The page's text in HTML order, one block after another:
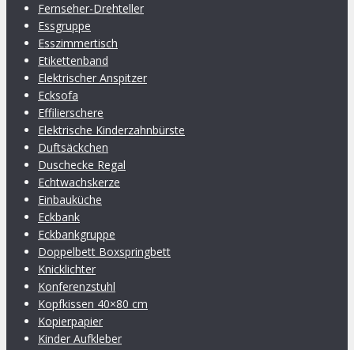
Fernseher-Drehteller
Essgruppe
Esszimmertisch
Etikettenband
Elektrischer Anspitzer
Ecksofa
Effilierschere
Elektrische Kinderzahnbürste
Duftsäckchen
Duschecke Regal
Echtwachskerze
Einbauküche
Eckbank
Eckbankgruppe
Doppelbett Boxspringbett
Knicklichter
Konferenzstuhl
Kopfkissen 40×80 cm
Kopierpapier
Kinder Aufkleber